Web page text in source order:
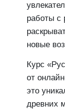
работы с
новые
Курс
от
это
древних